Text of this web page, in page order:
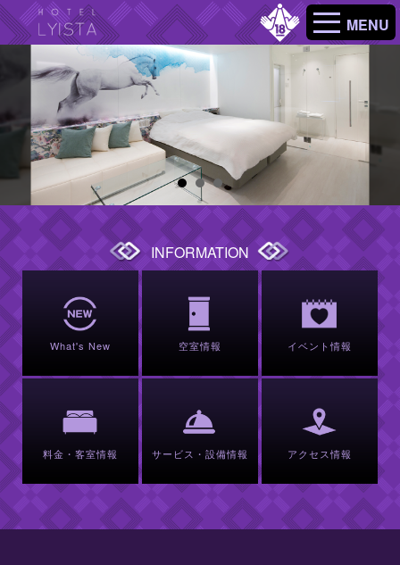
MENU
INFORMATION
What's New 空室情報 イベント情報
料金・客室情報 サービス・設備情報 アクセス情報